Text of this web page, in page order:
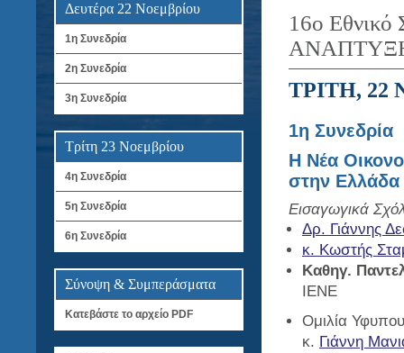
Δευτέρα 22 Νοεμβρίου
1η Συνεδρία
2η Συνεδρία
3η Συνεδρία
Τρίτη 23 Νοεμβρίου
4η Συνεδρία
5η Συνεδρία
6η Συνεδρία
Σύνοψη & Συμπεράσματα
Κατεβάστε το αρχείο PDF
16ο Εθνικό
ΤΡΙΤΗ, 22
1η Συνεδρία
Η Νέα
στην Ελλάδα
Εισαγωγικά
Δρ. Γιάννης
κ. Κωστής
Καθηγ.
ΙΕΝΕ
Ομιλία
κ. Γιάννη